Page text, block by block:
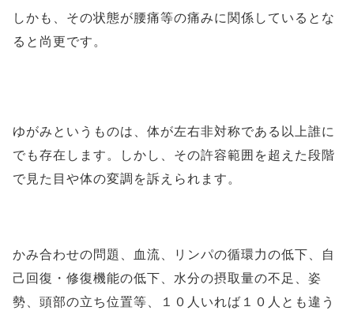
しかも、その状態が腰痛等の痛みに関係しているとな
ると尚更です。
ゆがみというものは、体が左右非対称である以上誰に
でも存在します。しかし、その許容範囲を超えた段階
で見た目や体の変調を訴えられます。
かみ合わせの問題、血流、リンパの循環力の低下、自
己回復・修復機能の低下、水分の摂取量の不足、姿
勢、頭部の立ち位置等、１０人いれば１０人とも違う